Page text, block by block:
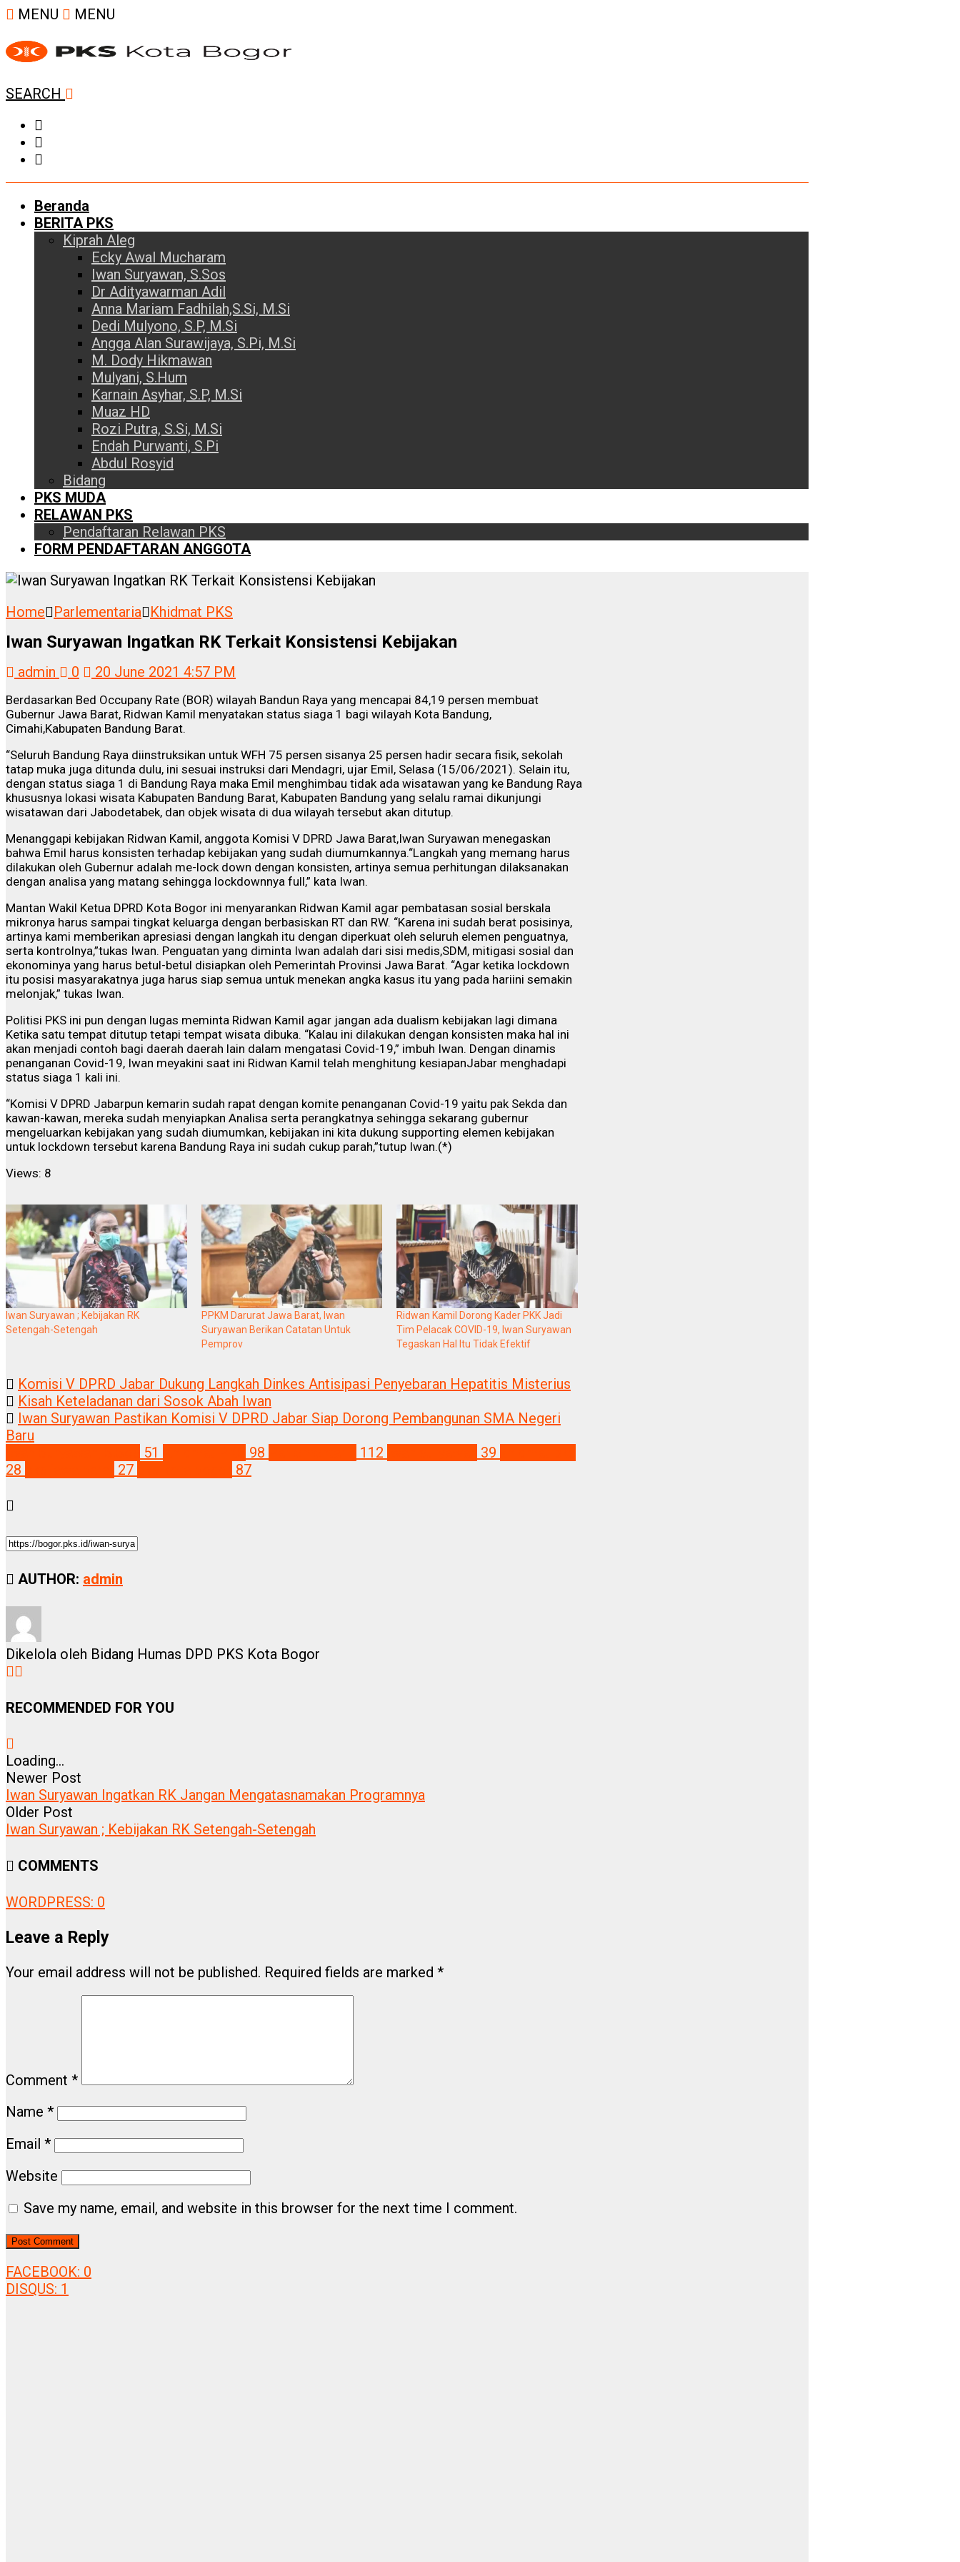
MENU MENU
SEARCH
Beranda
BERITA PKS
Kiprah Aleg
Ecky Awal Mucharam
Iwan Suryawan, S.Sos
Dr Adityawarman Adil
Anna Mariam Fadhilah,S.Si, M.Si
Dedi Mulyono, S.P, M.Si
Angga Alan Surawijaya, S.Pi, M.Si
M. Dody Hikmawan
Mulyani, S.Hum
Karnain Asyhar, S.P, M.Si
Muaz HD
Rozi Putra, S.Si, M.Si
Endah Purwanti, S.Pi
Abdul Rosyid
Bidang
PKS MUDA
RELAWAN PKS
Pendaftaran Relawan PKS
FORM PENDAFTARAN ANGGOTA
Home Parlementaria Khidmat PKS
Iwan Suryawan Ingatkan RK Terkait Konsistensi Kebijakan
admin 0 20 June 2021 4:57 PM
Berdasarkan Bed Occupany Rate (BOR) wilayah Bandun Raya yang mencapai 84,19 persen membuat
Gubernur Jawa Barat, Ridwan Kamil menyatakan status siaga 1 bagi wilayah Kota Bandung,
Cimahi,Kabupaten Bandung Barat.
“Seluruh Bandung Raya diinstruksikan untuk WFH 75 persen sisanya 25 persen hadir secara fisik, sekolah
tatap muka juga ditunda dulu, ini sesuai instruksi dari Mendagri, ujar Emil, Selasa (15/06/2021). Selain itu,
dengan status siaga 1 di Bandung Raya maka Emil menghimbau tidak ada wisatawan yang ke Bandung Raya
khususnya lokasi wisata Kabupaten Bandung Barat, Kabupaten Bandung yang selalu ramai dikunjungi
wisatawan dari Jabodetabek, dan objek wisata di dua wilayah tersebut akan ditutup.
Menanggapi kebijakan Ridwan Kamil, anggota Komisi V DPRD Jawa Barat,Iwan Suryawan menegaskan
bahwa Emil harus konsisten terhadap kebijakan yang sudah diumumkannya.“Langkah yang memang harus
dilakukan oleh Gubernur adalah me-lock down dengan konsisten, artinya semua perhitungan dilaksanakan
dengan analisa yang matang sehingga lockdownnya full,” kata Iwan.
Mantan Wakil Ketua DPRD Kota Bogor ini menyarankan Ridwan Kamil agar pembatasan sosial berskala
mikronya harus sampai tingkat keluarga dengan berbasiskan RT dan RW. “Karena ini sudah berat posisinya,
artinya kami memberikan apresiasi dengan langkah itu dengan diperkuat oleh seluruh elemen penguatnya,
serta kontrolnya,”tukas Iwan. Penguatan yang diminta Iwan adalah dari sisi medis,SDM, mitigasi sosial dan
ekonominya yang harus betul-betul disiapkan oleh Pemerintah Provinsi Jawa Barat. “Agar ketika lockdown
itu posisi masyarakatnya juga harus siap semua untuk menekan angka kasus itu yang pada hariini semakin
melonjak,” tukas Iwan.
Politisi PKS ini pun dengan lugas meminta Ridwan Kamil agar jangan ada dualism kebijakan lagi dimana
Ketika satu tempat ditutup tetapi tempat wisata dibuka. “Kalau ini dilakukan dengan konsisten maka hal ini
akan menjadi contoh bagi daerah daerah lain dalam mengatasi Covid-19,” imbuh Iwan. Dengan dinamis
penanganan Covid-19, Iwan meyakini saat ini Ridwan Kamil telah menghitung kesiapanJabar menghadapi
status siaga 1 kali ini.
“Komisi V DPRD Jabarpun kemarin sudah rapat dengan komite penanganan Covid-19 yaitu pak Sekda dan
kawan-kawan, mereka sudah menyiapkan Analisa serta perangkatnya sehingga sekarang gubernur
mengeluarkan kebijakan yang sudah diumumkan, kebijakan ini kita dukung supporting elemen kebijakan
untuk lockdown tersebut karena Bandung Raya ini sudah cukup parah,”tutup Iwan.(*)
Views: 8
Iwan Suryawan ; Kebijakan RK
Setengah-Setengah
PPKM Darurat Jawa Barat, Iwan
Suryawan Berikan Catatan Untuk
Pemprov
Ridwan Kamil Dorong Kader PKK Jadi
Tim Pelacak COVID-19, Iwan Suryawan
Tegaskan Hal Itu Tidak Efektif
Komisi V DPRD Jabar Dukung Langkah Dinkes Antisipasi Penyebaran Hepatitis Misterius
Kisah Keteladanan dari Sosok Abah Iwan
Iwan Suryawan Pastikan Komisi V DPRD Jabar Siap Dorong Pembangunan SMA Negeri
Baru
51 98 112 39
28
27 87
AUTHOR: admin
Dikelola oleh Bidang Humas DPD PKS Kota Bogor
RECOMMENDED FOR YOU
Loading...
Newer Post
Iwan Suryawan Ingatkan RK Jangan Mengatasnamakan Programnya
Older Post
Iwan Suryawan ; Kebijakan RK Setengah-Setengah
COMMENTS
WORDPRESS: 0
Leave a Reply
Your email address will not be published. Required fields are marked *
Comment *
Name *
Email *
Website
Save my name, email, and website in this browser for the next time I comment.
FACEBOOK: 0
DISQUS: 1